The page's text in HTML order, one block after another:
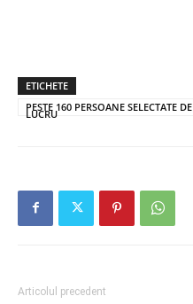
ETICHETE
PESTE 160 PERSOANE SELECTATE
LUCRU
Articolul precedent